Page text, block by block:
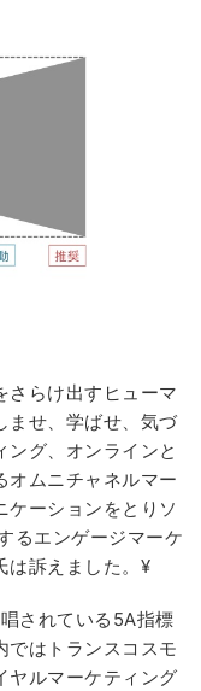
さらけ出すヒューマ
ませ、学ばせ、気づ
グ、オンラインと
オムニチャネルマー
ケーションをとりソ
るエンゲージマーケ
は訴えました。¥
されている5A指標
ではトランスコスモ
ヤルマーケティング